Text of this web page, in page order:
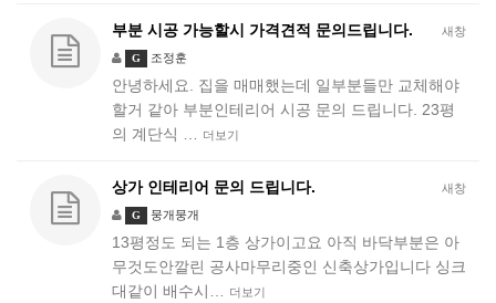
새창
부분 시공 가능할시 가격견적 문의드립니다.
G 조정훈
안녕하세요. 집을 매매했는데 일부분들만 교체해야
할거 같아 부분인테리어 시공 문의 드립니다. 23평
의 계단식 …
더보기
새창
상가 인테리어 문의 드립니다.
G 뭉개뭉개
13평정도 되는 1층 상가이고요 아직 바닥부분은 아
무것도안깔린 공사마무리중인 신축상가입니다 싱크
대같이 배수시…
더보기